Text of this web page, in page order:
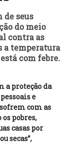
de seus
do meio
contra as
a temperatura
com febre.
a proteção da
e
com as
os pobres,
casas por
secas”,